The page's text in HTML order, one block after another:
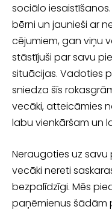
sociālo
bērni un jaunieši ar
cējumiem, gan viņu
stāstījuši par savu
situācijas. Vadoties
sniedza šīs
vecāki, atteicāmies
labu vienkāršam un
Neraugoties uz
vecāki nereti
bezpalīdzīgi. Mēs
paņē­mienus šādām